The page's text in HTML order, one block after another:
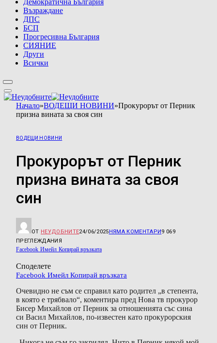
Възраждане
ДПС
БСП
Прогресивна България
СИЯНИЕ
Други
Всички
Начало»ВОДЕЩИ НОВИНИ»Прокурорът от Перник
призна вината за своя син
ВОДЕЩИ НОВИНИ
Прокурорът от Перник
призна вината за своя
син
ОТ НЕУДОБНИТЕ24/06/2025НЯМА КОМЕНТАРИ9 069
ПРЕГЛЕЖДАНИЯ
Facebook Имейл Копирай връзката
Споделете
Facebook Имейл Копирай връзката
Очевидно не съм се справил като родител „в степента,
в която е трябвало“, коментира пред Нова тв прокурор
Бисер Михайлов от Перник за отношенията със сина
си Васил Михайлов, по-известен като прокурорския
син от Перник.